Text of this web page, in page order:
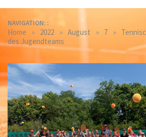
Tennisclub
NAVIGATION: :
Home » 2022 » August » 7 »
des Jugendteams